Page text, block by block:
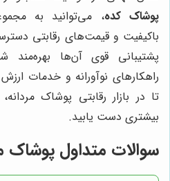
پوشاک کده، می‌توانید به
باکیفیت و قیمت‌های رقابتی
پشتیبانی قوی آن‌ها بهره‌مند
راهکارهای نوآورانه و خدمات
تا در بازار رقابتی پوشاک
بیشتری دست یابید.
سوالات متداول پوشاک